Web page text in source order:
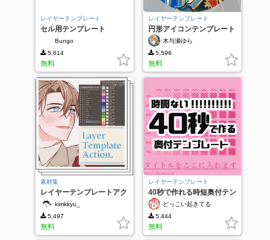
レイヤーテンプレート
セル用テンプレート
Bungo
5,614
無料
レイヤーテンプレート
円形アイコンテンプレート
木与瀬ゆら
5,596
無料
素材集
レイヤーテンプレートアク
ションレイヤーテンプレー
トの指定
kimkkyu_
5,497
無料
レイヤーテンプレート
40秒で作れる時短奥付テン
プレート（トーン濃度早見
表） どっこい起きてる
5,444
無料